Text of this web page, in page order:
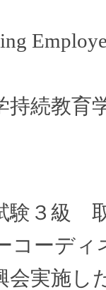
持続教
験３級
コーデ
実施し